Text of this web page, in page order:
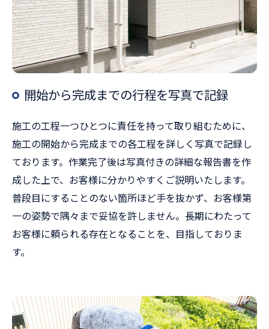
開始から完成までの行程を写真で記録
施工の工程一つひとつに責任を持って取り組むために、
施工の開始から完成までの各工程を詳しく写真で記録し
ております。作業完了後は写真付きの詳細な報告書を作
成した上で、お客様に分かりやすくご説明いたします。
普段目にすることのない箇所ほど手を抜かず、お客様第
一の姿勢で隅々まで妥協を許しません。長期にわたって
お客様に頼られる存在となることを、目指しておりま
す。